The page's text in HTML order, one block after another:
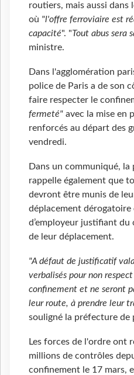
routiers, mais aussi dans
où "l'offre ferroviaire est
capacité". "Tout abus sera
ministre.
Dans l'agglomération
police de Paris a de son
faire respecter le
fermeté" avec la mise en
renforcés au départ des
vendredi.
Dans un communiqué,
rappelle également que
devront être munis de
déplacement
d’employeur justifiant du
de leur déplacement.
"A défaut de justificatif
verbalisés pour non
confinement et ne seront
leur route, à prendre leur
souligné la préfecture de
Les forces de l'ordre ont
millions de contrôles
confinement le 17 mars,